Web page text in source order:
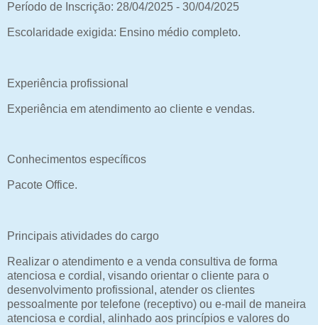
Período de Inscrição: 28/04/2025 - 30/04/2025
Escolaridade exigida: Ensino médio completo.
Experiência profissional
Experiência em atendimento ao cliente e vendas.
Conhecimentos específicos
Pacote Office.
Principais atividades do cargo
Realizar o atendimento e a venda consultiva de forma
atenciosa e cordial, visando orientar o cliente para o
desenvolvimento profissional, atender os clientes
pessoalmente por telefone (receptivo) ou e-mail de maneira
atenciosa e cordial, alinhado aos princípios e valores do